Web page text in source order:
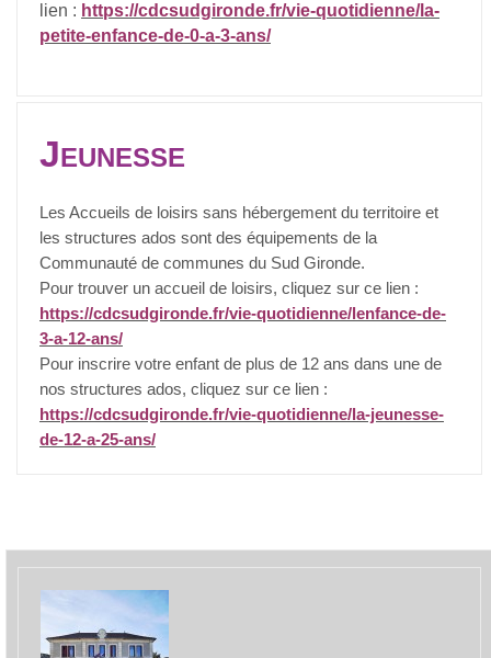
lien : https://cdcsudgironde.fr/vie-quotidienne/la-
petite-enfance-de-0-a-3-ans/
Jeunesse
Les Accueils de loisirs sans hébergement du territoire et
les structures ados sont des équipements de la
Communauté de communes du Sud Gironde.
Pour trouver un accueil de loisirs, cliquez sur ce lien :
https://cdcsudgironde.fr/vie-quotidienne/lenfance-de-
3-a-12-ans/
Pour inscrire votre enfant de plus de 12 ans dans une de
nos structures ados, cliquez sur ce lien :
https://cdcsudgironde.fr/vie-quotidienne/la-jeunesse-
de-12-a-25-ans/